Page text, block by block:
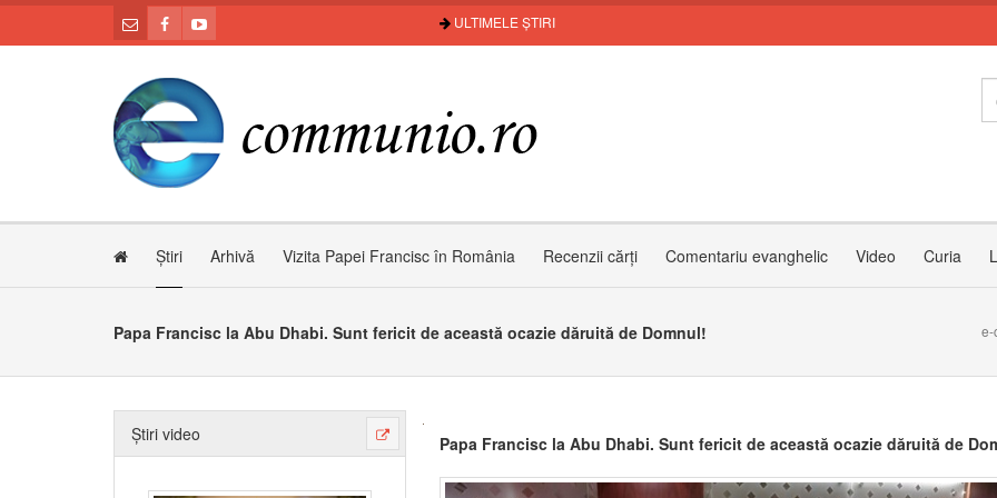
ULTIMELE ȘTIRI
Știri Arhivă Vizita Papei Francisc în România Recenzii cărți Comentariu evanghelic Video Curia
Papa Francisc la Abu Dhabi. Sunt fericit de această ocazie dăruită de Domnul! e-
Știri video Papa Francisc la Abu Dhabi. Sunt fericit de această ocazie dăruită de